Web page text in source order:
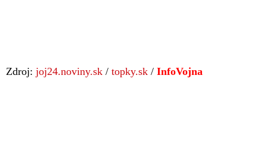
Zdroj: joj24.noviny.sk / topky.sk / InfoVojna